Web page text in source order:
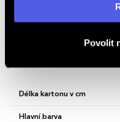
Povolit
Popis
Vánoční taška s motivem
Délka kartonu v cm
Hlavní barva